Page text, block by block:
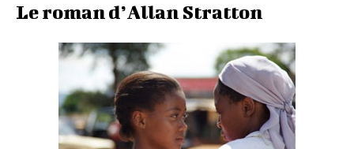
Le roman d’Allan Stratton